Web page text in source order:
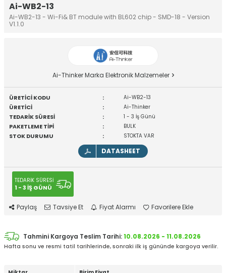
Ai-WB2-13
Ai-WB2-13 - Wi-Fi& BT module with BL602 chip - SMD-18 - Version
V1.1.0
Ai-Thinker Marka Elektronik Malzemeler
ÜRETİCİ KODU : Ai-WB2-13
ÜRETİCİ : Ai-Thinker
TEDARİK SÜRESİ : 1 - 3 İş Günü
PAKETLEME TİPİ : BULK
STOK DURUMU : STOKTA VAR
DATASHEET
TEDARİK SÜRESİ
1 - 3 İŞ GÜNÜ
Paylaş Tavsiye Et Fiyat Alarmı Favorilere Ekle
Tahmini Kargoya Teslim Tarihi:10.08.2026 - 11.08.2026
Hafta sonu ve resmi tatil tarihlerinde, sonraki ilk iş gününde kargoya verilir.